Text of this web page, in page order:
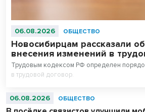
06.08.2026 ОБЩЕСТВО
Новосибирцам рассказали
внесения изменений в
Трудовым кодексом РФ определен
в трудовой договор.
06.08.2026 ОБЩЕСТВО